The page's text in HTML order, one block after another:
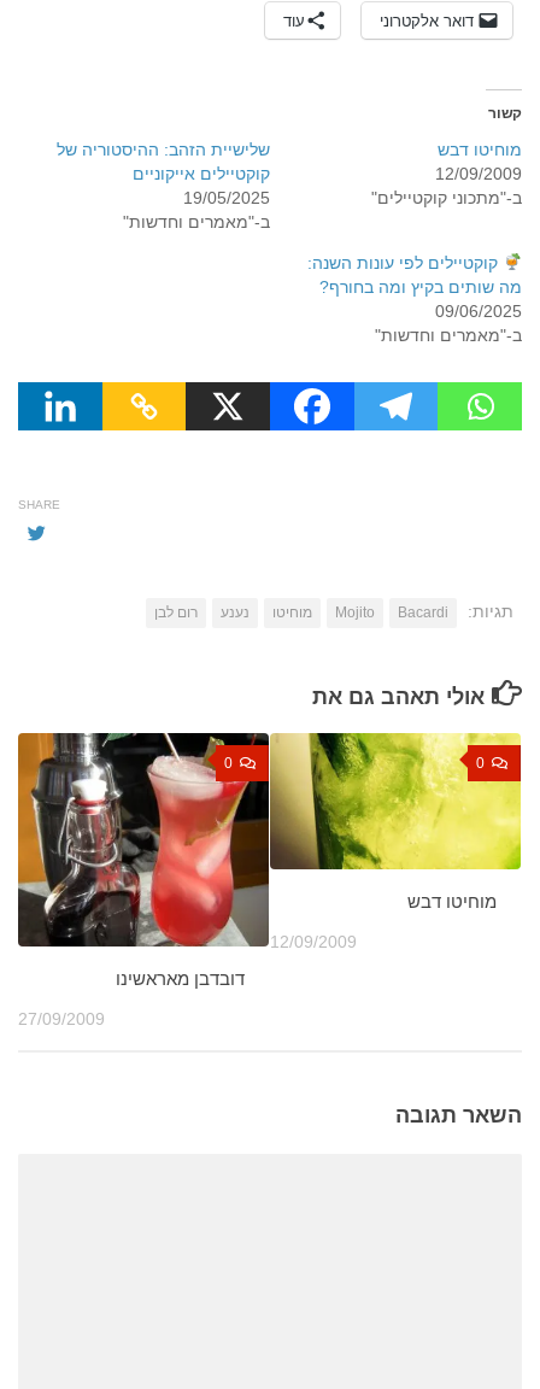
דואר אלקטרוני עוד
קשור
מוחיטו דבש
12/09/2009
ב-"מתכוני קוקטיילים"
שלישיית הזהב: ההיסטוריה של
קוקטיילים אייקוניים
19/05/2025
ב-"מאמרים וחדשות"
קוקטיילים לפי עונות השנה:
מה שותים בקיץ ומה בחורף?
09/06/2025
ב-"מאמרים וחדשות"
SHARE
תגיות: Bacardi
Mojito מוחיטו נענע רום לבן
אולי תאהב גם את
0
דובדבן מאראשינו
27/09/2009
0
מוחיטו דבש
12/09/2009
השאר תגובה